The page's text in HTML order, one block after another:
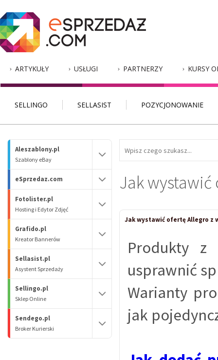
ARTYKUŁY USŁUGI PARTNERZY KURSY
SELLINGO SELLASIST POZYCJONOWANIE
Aleszablony.pl
Szablony eBay
eSprzedaz.com
Fotolister.pl
Hosting i Edytor Zdjęć
Grafido.pl
Kreator Bannerów
Sellasist.pl
Asystent Sprzedaży
Sellingo.pl
Sklep Online
Sendego.pl
Broker Kurierski
Jak
Jak wystawić ofertę Allegro z
Produkty z
usprawnić
Warianty
jak